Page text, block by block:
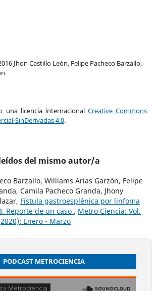
Jhon Castillo León, Felipe Pacheco Barzallo,
una licencia internacional Creative Commons
SinDerivadas 4.0.
del mismo autor/a
Barzallo, Williams Arias Garzón, Felipe
Camila Pacheco Granda, Jhony
Fístula gastroesplénica por linfoma
Reporte de un caso , Metro Ciencia: Vol.
Enero - Marzo
PODCAST METROCIENCIA